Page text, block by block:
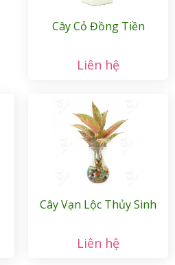
Cây Cỏ Đồng Tiền
Liên hệ
Cây Vạn Lộc Thủy Sinh
Liên hệ